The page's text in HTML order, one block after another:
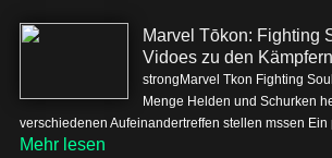
Marvel Tōkon: Fighting
Vidoes zu den Kämpfern
strongMarvel Tkon Fighting
Menge Helden und Schurken
verschiedenen Aufeinandertreffen stellen mssen Ein
Mehr lesen